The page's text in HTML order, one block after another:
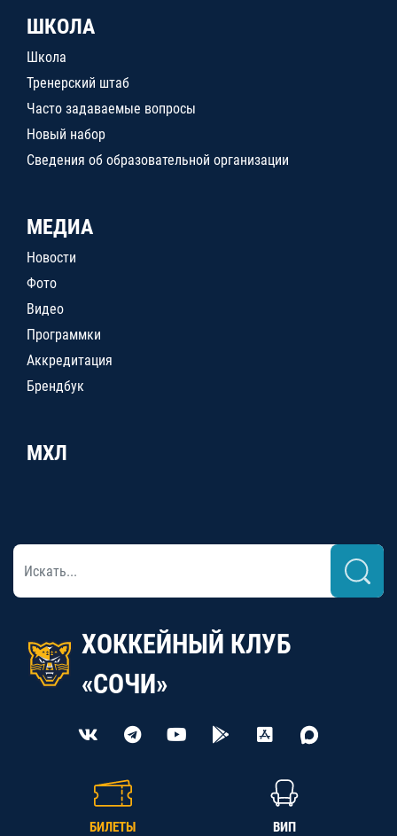
ШКОЛА
Школа
Тренерский штаб
Часто задаваемые вопросы
Новый набор
Сведения об образовательной организации
МЕДИА
Новости
Фото
Видео
Программки
Аккредитация
Брендбук
МХЛ
ХОККЕЙНЫЙ КЛУБ
«СОЧИ»
БИЛЕТЫ ВИП